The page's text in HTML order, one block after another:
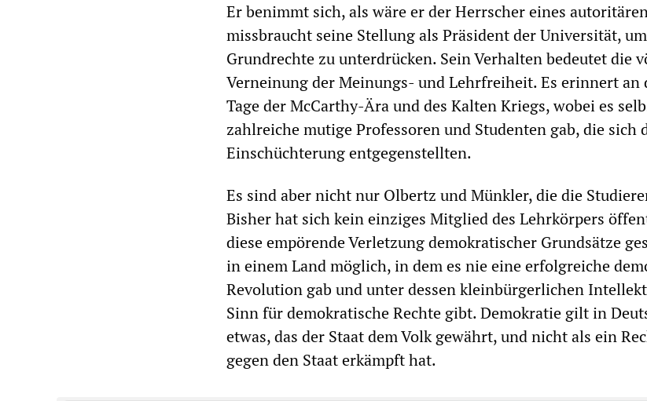
Er benimmt sich, als wäre er der Herrscher eines
missbraucht seine Stellung als Präsident der Universität,
Grundrechte zu unterdrücken. Sein Verhalten bedeutet die
Verneinung der Meinungs- und Lehrfreiheit. Es erinnert an
Tage der McCarthy-Ära und des Kalten Kriegs, wobei es
zahlreiche mutige Professoren und Studenten gab, die sich
Einschüchterung entgegenstellten.
Es sind aber nicht nur Olbertz und Münkler, die die
Bisher hat sich kein einziges Mitglied des Lehrkörpers
diese empörende Verletzung demokratischer Grundsätze
in einem Land möglich, in dem es nie eine erfolgreiche
Revolution gab und unter dessen kleinbürgerlichen
Sinn für demokratische Rechte gibt. Demokratie gilt in
etwas, das der Staat dem Volk gewährt, und nicht als ein
gegen den Staat erkämpft hat.